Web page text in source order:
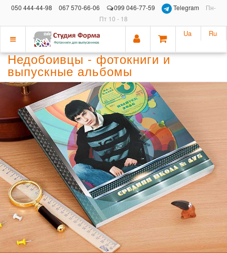
050 444-44-98 067 570-66-06 099 046-77-59 Telegram
Пн-
Пт 10 - 18
Показать
меню
Ua Ru
Недобоивцы - фотокниги и
выпускные альбомы